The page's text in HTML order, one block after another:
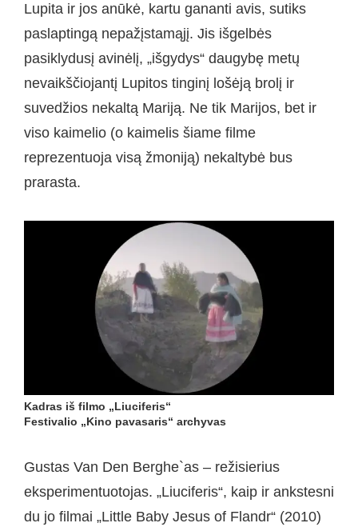
Lupita ir jos anūkė, kartu gananti avis, sutiks
paslaptingą nepažįstamąjį. Jis išgelbės
pasiklydusį avinėlį, „išgydys“ daugybę metų
nevaikščiojantį Lupitos tinginį lošėją brolį ir
suvedžios nekaltą Mariją. Ne tik Marijos, bet ir
viso kaimelio (o kaimelis šiame filme
reprezentuoja visą žmoniją) nekaltybė bus
prarasta.
Kadras iš filmo „Liuciferis“
Festivalio „Kino pavasaris“ archyvas
Gustas Van Den Berghe`as – režisierius
eksperimentuotojas. „Liuciferis“, kaip ir ankstesni
du jo filmai „Little Baby Jesus of Flandr“ (2010)